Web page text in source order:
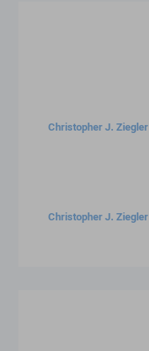
Christopher J. Ziegler
Christopher J. Ziegler